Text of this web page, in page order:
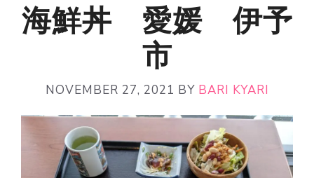
海鮮丼 愛媛 伊予
市
NOVEMBER 27, 2021 BY BARI KYARI